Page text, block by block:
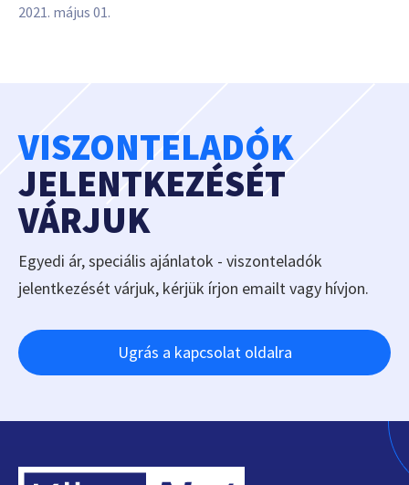
2021. május 01.
VISZONTELADÓK
JELENTKEZÉSÉT
VÁRJUK
Egyedi ár, speciális ajánlatok - viszonteladók
jelentkezését várjuk, kérjük írjon emailt vagy hívjon.
Ugrás a kapcsolat oldalra